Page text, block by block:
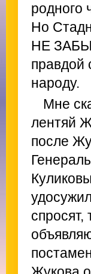
родного
Но
НЕ
правдой
народу.
Мне
лентяй
после